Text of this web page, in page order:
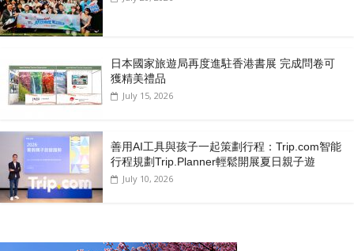
日本國家旅遊局再度進駐香港書展 完成問卷可
獲精美禮品
July 15, 2026
善用AI工具與孩子一起策劃行程：Trip.com智能
行程規劃Trip.Planner輕鬆開展夏日親子遊
July 10, 2026